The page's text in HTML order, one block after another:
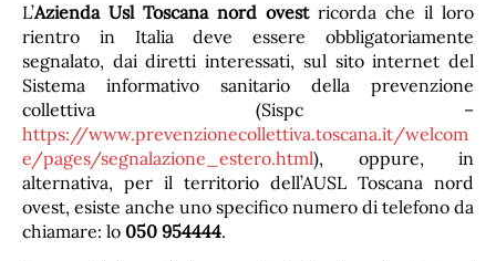
L’Azienda Usl Toscana nord ovestricorda che il loro
rientro in Italia deve essere obbligatoriamente
segnalato, dai diretti interessati, sul sito internet del
Sistema informativo sanitario della prevenzione
collettiva (Sispc –
https://www.prevenzionecollettiva.toscana.it/welcom
e/pages/segnalazione_estero.html), oppure, in
alternativa, per il territorio dell’AUSL Toscana nord
ovest, esiste anche uno specifico numero di telefono da
chiamare: lo 050 954444.